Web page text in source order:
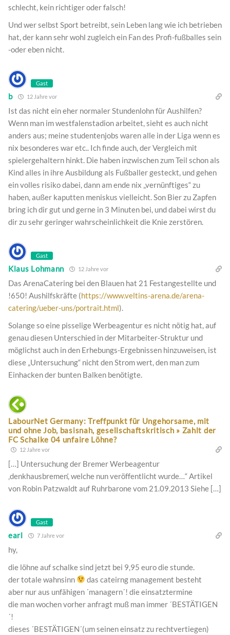
schlecht, kein richtiger oder falsch!
Und wer selbst Sport betreibt, sein Leben lang wie ich betrieben
hat, der kann sehr wohl zugleich ein Fan des Profi-fußballes sein
-oder eben nicht.
Gast
b 12 Jahre vor
Ist das nicht ein eher normaler Stundenlohn für Aushilfen?
Wenn man im westfalenstadion arbeitet, sieht es auch nicht
anders aus; meine studentenjobs waren alle in der Liga wenn es
nix besonderes war etc.. Ich finde auch, der Vergleich mit
spielergehaltern hinkt. Die haben inzwischen zum Teil schon als
Kind alles in ihre Ausbildung als Fußballer gesteckt, und gehen
ein volles risiko dabei, dann am ende nix „vernünftiges“ zu
haben, außer kaputten meniskus vielleicht. Son Bier zu Zapfen
bring ich dir gut und gerne in 3 Minuten bei, und dabei wirst du
dir zu sehr geringer wahrscheinlichkeit die Knie zerstören.
Gast
Klaus Lohmann 12 Jahre vor
Das ArenaCatering bei den Blauen hat 21 Festangestellte und
!650! Aushilfskräfte (https://www.veltins-arena.de/arena-
catering/ueber-uns/portrait.html).
Solange so eine pisselige Werbeagentur es nicht nötig hat, auf
genau diesen Unterschied in der Mitarbeiter-Struktur und
möglichst auch in den Erhebungs-Ergebnissen hinzuweisen, ist
diese „Untersuchung“ nicht den Strom wert, den man zum
Einhacken der bunten Balken benötigte.
LabourNet Germany: Treffpunkt für Ungehorsame, mit
und ohne Job, basisnah, gesellschaftskritisch » Zahlt der
FC Schalke 04 unfaire Löhne?
12 Jahre vor
[…] Untersuchung der Bremer Werbeagentur
‚denkhausbremen‘, welche nun veröffentlicht wurde…“ Artikel
von Robin Patzwaldt auf Ruhrbarone vom 21.09.2013 Siehe […]
Gast
earl 7 Jahre vor
hy,
die löhne auf schalke sind jetzt bei 9,95 euro die stunde.
der totale wahnsinn
das cateirng management besteht
aber nur aus unfähigen ´managern´! die einsatztermine
die man wochen vorher anfragt muß man immer ´BESTÄTIGEN
´!
dieses ´BESTÄTIGEN´(um seinen einsatz zu rechtvertiegen)